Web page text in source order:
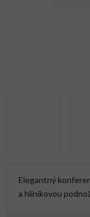
Elegantný
a hliníkovou